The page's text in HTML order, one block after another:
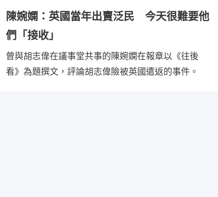
陳婉嫻：英國當年出賣泛民 今天很難要他
們「接收」
曾與胡志偉在議事堂共事的陳婉嫻在報章以《往後
看》為題撰文，評論胡志偉險被英國遣返的事件。